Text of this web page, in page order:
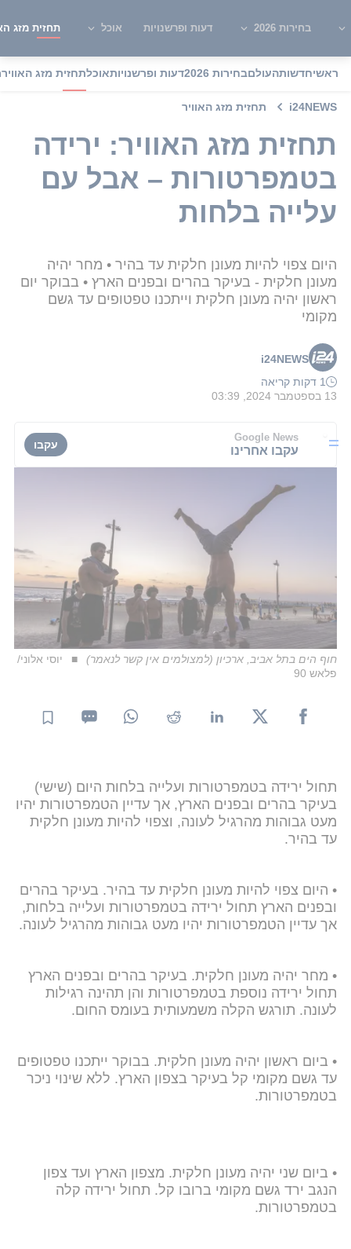
בחירות 2026 דעות ופרשנויות אוכל תחזית מזג
ראשיחדשותהעולםבחירות 2026 דעות ופרשנויותאוכלתחזית מזג האוויר
i24NEWS תחזית מזג האוויר
תחזית מזג האוויר: ירידה
בטמפרטורות – אבל עם
עלייה בלחות
היום צפוי להיות מעונן חלקית עד בהיר • מחר יהיה
מעונן חלקית - בעיקר בהרים ובפנים הארץ • בבוקר יום
ראשון יהיה מעונן חלקית וייתכנו טפטופים עד גשם
מקומי
i24NEWS
1 דקות קריאה
13 בספטמבר 2024, 03:39
Google News
עקבו אחרינו עקבו
חוף הים בתל אביב, ארכיון (למצולמים אין קשר לנאמר)
יוסי אלוני/
פלאש 90
תחול ירידה בטמפרטורות ועלייה בלחות היום (שישי)
בעיקר בהרים ובפנים הארץ, אך עדיין הטמפרטורות יהיו
מעט גבוהות מהרגיל לעונה, וצפוי להיות מעונן חלקית
עד בהיר.
• היום צפוי להיות מעונן חלקית עד בהיר. בעיקר בהרים
ובפנים הארץ תחול ירידה בטמפרטורות ועלייה בלחות,
אך עדיין הטמפרטורות יהיו מעט גבוהות מהרגיל לעונה.
• מחר יהיה מעונן חלקית. בעיקר בהרים ובפנים הארץ
תחול ירידה נוספת בטמפרטורות והן תהינה רגילות
לעונה. תורגש הקלה משמעותית בעומס החום.
• ביום ראשון יהיה מעונן חלקית. בבוקר ייתכנו טפטופים
עד גשם מקומי קל בעיקר בצפון הארץ. ללא שינוי ניכר
בטמפרטורות.
• ביום שני יהיה מעונן חלקית. מצפון הארץ ועד צפון
הנגב ירד גשם מקומי ברובו קל. תחול ירידה קלה
בטמפרטורות.